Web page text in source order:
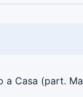
a Casa (part.